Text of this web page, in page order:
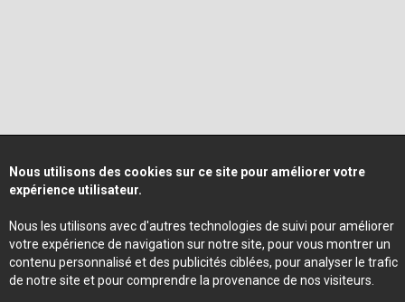
Nous utilisons des cookies sur ce site pour améliorer votre
expérience utilisateur.
Nous les utilisons avec d'autres technologies de suivi pour améliorer
votre expérience de navigation sur notre site, pour vous montrer un
contenu personnalisé et des publicités ciblées, pour analyser le trafic
de notre site et pour comprendre la provenance de nos visiteurs.